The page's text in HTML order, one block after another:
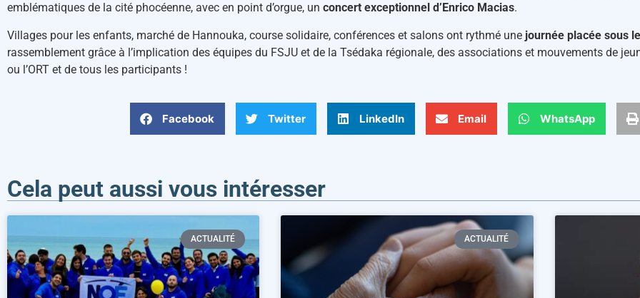
emblématiques de la cité phocéenne, avec en point d’orgue, un concert exceptionnel d’Enrico Macias.
Villages pour les enfants, marché de Hannouka, course solidaire, conférences et salons ont rythmé une journée placée sous
rassemblement grâce à l’implication des équipes du FSJU et de la Tsédaka régionale, des associations et mouvements de
ou l’ORT et de tous les participants !
Facebook Twitter LinkedIn Email WhatsApp
Cela peut aussi vous intéresser
ACTUALITÉ ACTUALITÉ